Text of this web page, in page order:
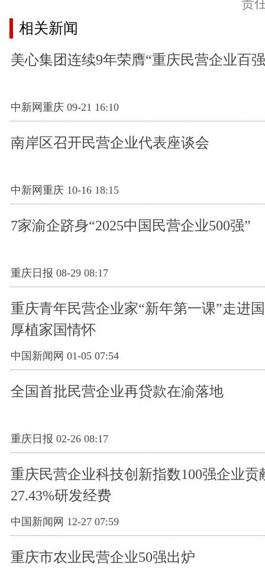
责
相关新闻
美心集团连续9年荣膺“重庆民营企业百
中新网重庆 09-21 16:10
南岸区召开民营企业代表座谈会
中新网重庆 10-16 18:15
7家渝企跻身“2025中国民营企业500强”
重庆日报 08-29 08:17
重庆青年民营企业家“新年第一课”走进
厚植家国情怀
中国新闻网 01-05 07:54
全国首批民营企业再贷款在渝落地
重庆日报 02-26 08:17
重庆民营企业科技创新指数100强企业贡
27.43%研发经费
中国新闻网 12-27 07:59
重庆市农业民营企业50强出炉